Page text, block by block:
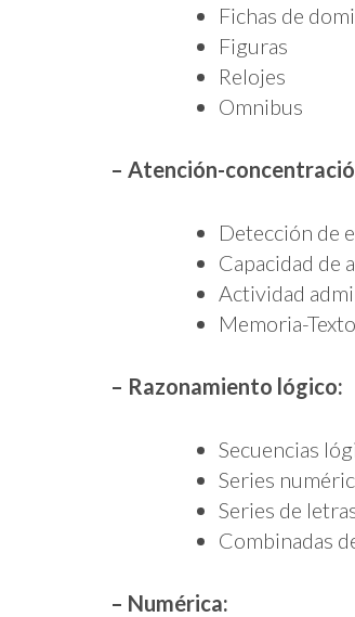
Fichas de
Figuras
Relojes
Omnibus
– Atención-
Detección de
Capacidad de
Actividad
Memoria-Texto
– Razonamiento lógico:
Secuencias
Series
Series de
Combinadas
– Numérica: